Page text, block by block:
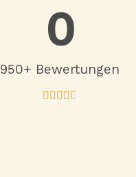
950+ Bewertungen
0
    